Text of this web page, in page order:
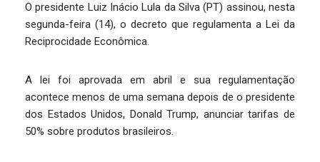
O presidente Luiz Inácio Lula da Silva (PT) assinou, nesta
segunda-feira (14), o decreto que regulamenta a Lei da
Reciprocidade Econômica.
A lei foi aprovada em abril e sua regulamentação
acontece menos de uma semana depois de o presidente
dos Estados Unidos, Donald Trump, anunciar tarifas de
50% sobre produtos brasileiros.